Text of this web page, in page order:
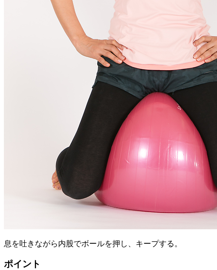
息を吐きながら内股でボールを押し、キープする。
ポイント